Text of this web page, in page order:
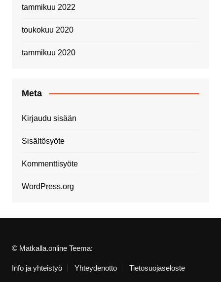
tammikuu 2022
toukokuu 2020
tammikuu 2020
Meta
Kirjaudu sisään
Sisältösyöte
Kommenttisyöte
WordPress.org
© Matkalla.online Teema:
Info ja yhteistyö Yhteydenotto Tietosuojaseloste